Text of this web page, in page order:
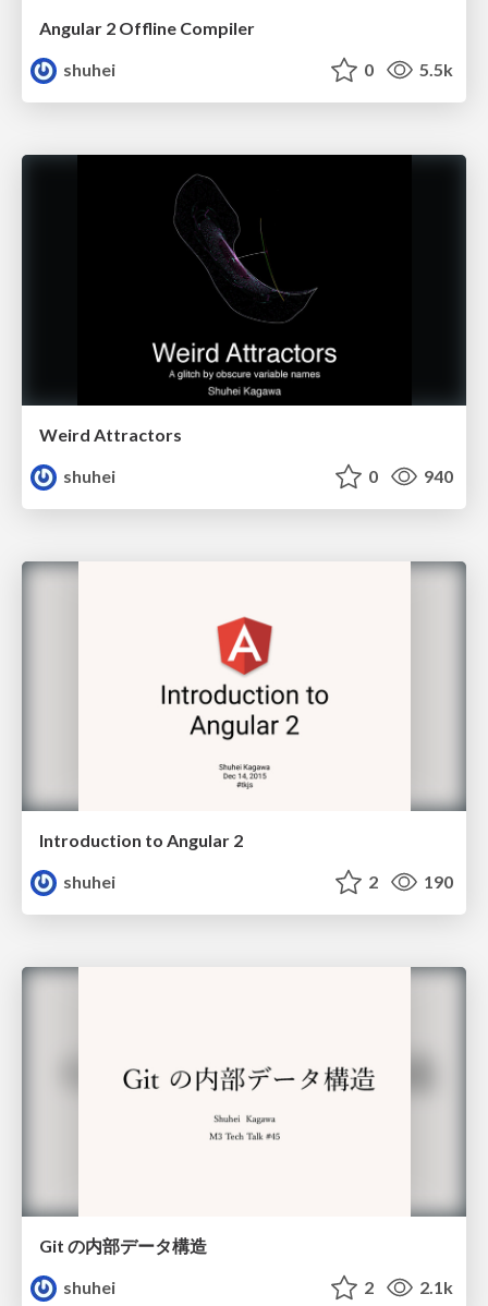
Angular 2 Offline Compiler
shuhei
0 5.5k
Weird Attractors
shuhei
0 940
Introduction to Angular 2
shuhei
2 190
Git の内部データ構造
shuhei
2 2.1k